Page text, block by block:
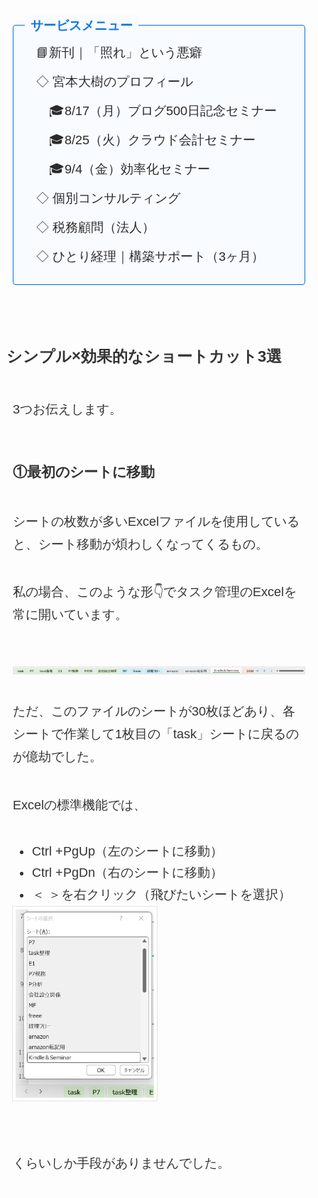
📘新刊｜「照れ」という悪癖
◇ 宮本大樹のプロフィール
🎓8/17（月）ブログ500日記念セミナー
🎓8/25（火）クラウド会計セミナー
🎓9/4（金）効率化セミナー
◇ 個別コンサルティング
◇ 税務顧問（法人）
◇ ひとり経理｜構築サポート（3ヶ月）
シンプル×効果的なショートカット3選
3つお伝えします。
①最初のシートに移動
シートの枚数が多いExcelファイルを使用している
と、シート移動が煩わしくなってくるもの。
私の場合、このような形👇でタスク管理のExcelを
常に開いています。
ただ、このファイルのシートが30枚ほどあり、各
シートで作業して1枚目の「task」シートに戻るの
が億劫でした。
Excelの標準機能では、
Ctrl +PgUp（左のシートに移動）
Ctrl +PgDn（右のシートに移動）
＜ ＞を右クリック（飛びたいシートを選択）
くらいしか手段がありませんでした。